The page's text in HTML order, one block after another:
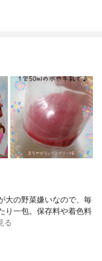
大の野菜嫌いなので、毎
り一包。保存料や着色料
る